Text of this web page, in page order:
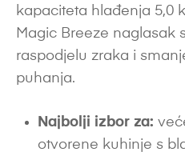
kapaciteta hlađenja 5,0
Magic Breeze naglasak
raspodjelu zraka i
puhanja.
Najbolji izbor za:
otvorene kuhinje s